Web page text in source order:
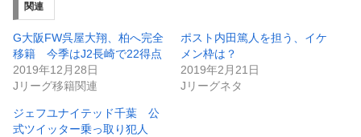
関連
G大阪FW呉屋大翔、柏へ完全
移籍 今季はJ2長崎で22得点
2019年12月28日
Jリーグ移籍関連
ポスト内田篤人を担う、イケ
メン枠は？
2019年2月21日
Jリーグネタ
ジェフユナイテッド千葉 公
式ツイッター乗っ取り犯人